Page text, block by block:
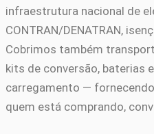
infraestrutura nacional de
CONTRAN/DENATRAN,
Cobrimos também
kits de conversão, baterias
carregamento —
quem está comprando,